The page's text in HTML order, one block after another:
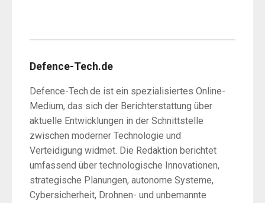
Defence-Tech.de
Defence-Tech.de ist ein spezialisiertes Online-
Medium, das sich der Berichterstattung über
aktuelle Entwicklungen in der Schnittstelle
zwischen moderner Technologie und
Verteidigung widmet. Die Redaktion berichtet
umfassend über technologische Innovationen,
strategische Planungen, autonome Systeme,
Cybersicherheit, Drohnen- und unbemannte